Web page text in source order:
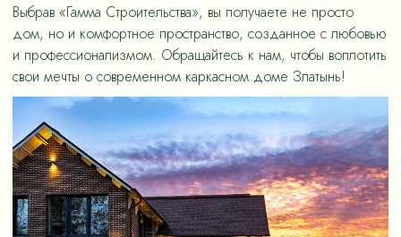
Выбрав «Гамма Строительства», вы получаете не просто
дом, но и комфортное пространство, созданное с любовью
и профессионализмом. Обращайтесь к нам, чтобы воплотить
свои мечты о современном каркасном доме Златынь!